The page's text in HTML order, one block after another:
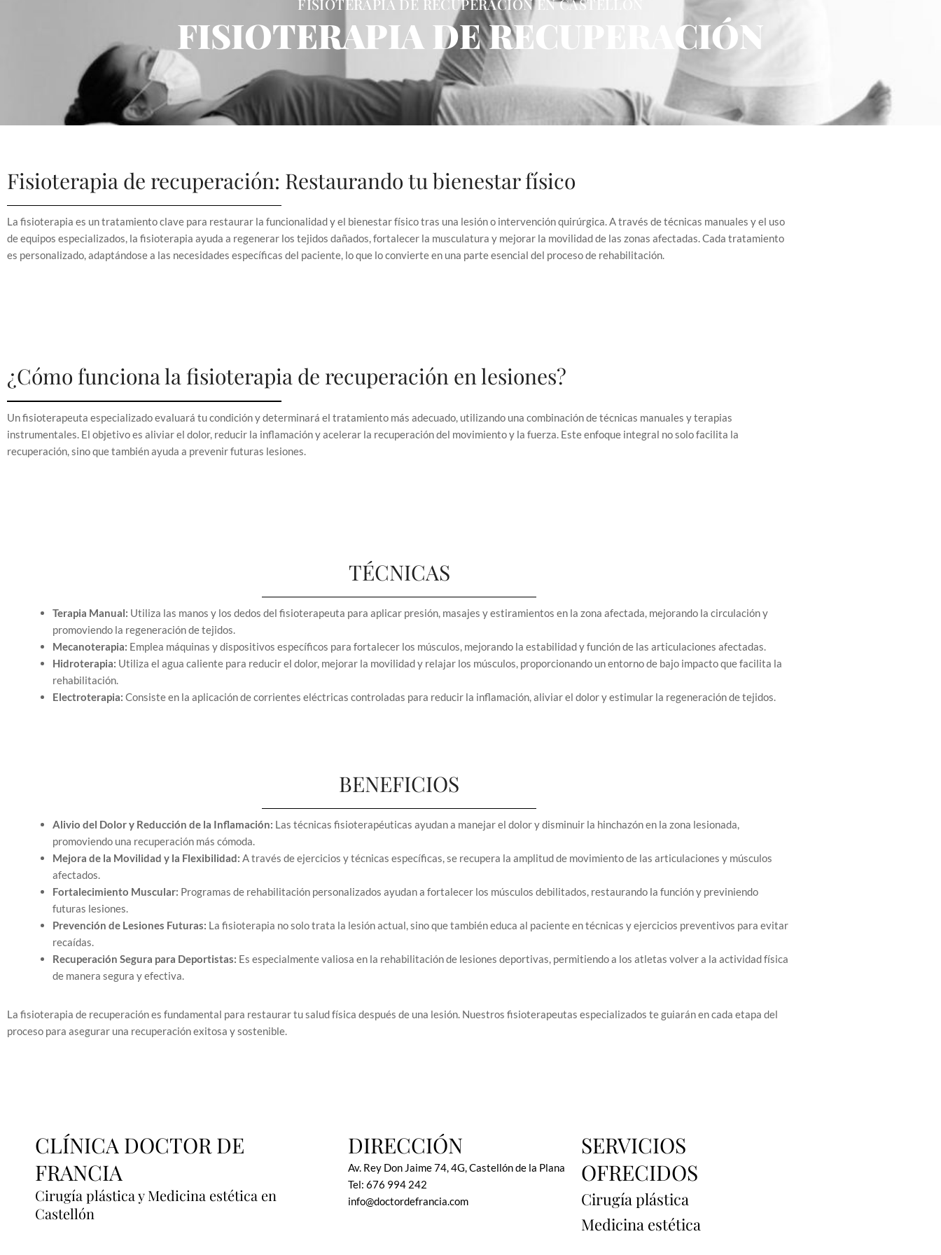
FISIOTERAPIA DE RECUPERACIÓN
Fisioterapia de recuperación: Restaurando tu bienestar físico
La fisioterapia es un tratamiento clave para restaurar la funcionalidad y el bienestar físico tras una lesión o intervención quirúrgica. A través de técnicas manuales y el uso
de equipos especializados, la fisioterapia ayuda a regenerar los tejidos dañados, fortalecer la musculatura y mejorar la movilidad de las zonas afectadas. Cada tratamiento
es personalizado, adaptándose a las necesidades específicas del paciente, lo que lo convierte en una parte esencial del proceso de rehabilitación.
¿Cómo funciona la fisioterapia de recuperación en lesiones?
Un fisioterapeuta especializado evaluará tu condición y determinará el tratamiento más adecuado, utilizando una combinación de técnicas manuales y terapias
instrumentales. El objetivo es aliviar el dolor, reducir la inflamación y acelerar la recuperación del movimiento y la fuerza. Este enfoque integral no solo facilita la
recuperación, sino que también ayuda a prevenir futuras lesiones.
TÉCNICAS
Terapia Manual: Utiliza las manos y los dedos del fisioterapeuta para aplicar presión, masajes y estiramientos en la zona afectada, mejorando la circulación y
promoviendo la regeneración de tejidos.
Mecanoterapia: Emplea máquinas y dispositivos específicos para fortalecer los músculos, mejorando la estabilidad y función de las articulaciones afectadas.
Hidroterapia: Utiliza el agua caliente para reducir el dolor, mejorar la movilidad y relajar los músculos, proporcionando un entorno de bajo impacto que facilita la
rehabilitación.
Electroterapia: Consiste en la aplicación de corrientes eléctricas controladas para reducir la inflamación, aliviar el dolor y estimular la regeneración de tejidos.
BENEFICIOS
Alivio del Dolor y Reducción de la Inflamación: Las técnicas fisioterapéuticas ayudan a manejar el dolor y disminuir la hinchazón en la zona lesionada,
promoviendo una recuperación más cómoda.
Mejora de la Movilidad y la Flexibilidad: A través de ejercicios y técnicas específicas, se recupera la amplitud de movimiento de las articulaciones y músculos
afectados.
Fortalecimiento Muscular: Programas de rehabilitación personalizados ayudan a fortalecer los músculos debilitados, restaurando la función y previniendo
futuras lesiones.
Prevención de Lesiones Futuras: La fisioterapia no solo trata la lesión actual, sino que también educa al paciente en técnicas y ejercicios preventivos para evitar
recaídas.
Recuperación Segura para Deportistas: Es especialmente valiosa en la rehabilitación de lesiones deportivas, permitiendo a los atletas volver a la actividad física
de manera segura y efectiva.
La fisioterapia de recuperación es fundamental para restaurar tu salud física después de una lesión. Nuestros fisioterapeutas especializados te guiarán en cada etapa del
proceso para asegurar una recuperación exitosa y sostenible.
CLÍNICA DOCTOR DE
FRANCIA
Cirugía plástica y Medicina estética en
Castellón
DIRECCIÓN
Av. Rey Don Jaime 74, 4G, Castellón de la Plana
Tel: 676 994 242
info@doctordefrancia.com
SERVICIOS
OFRECIDOS
Cirugía plástica
Medicina estética